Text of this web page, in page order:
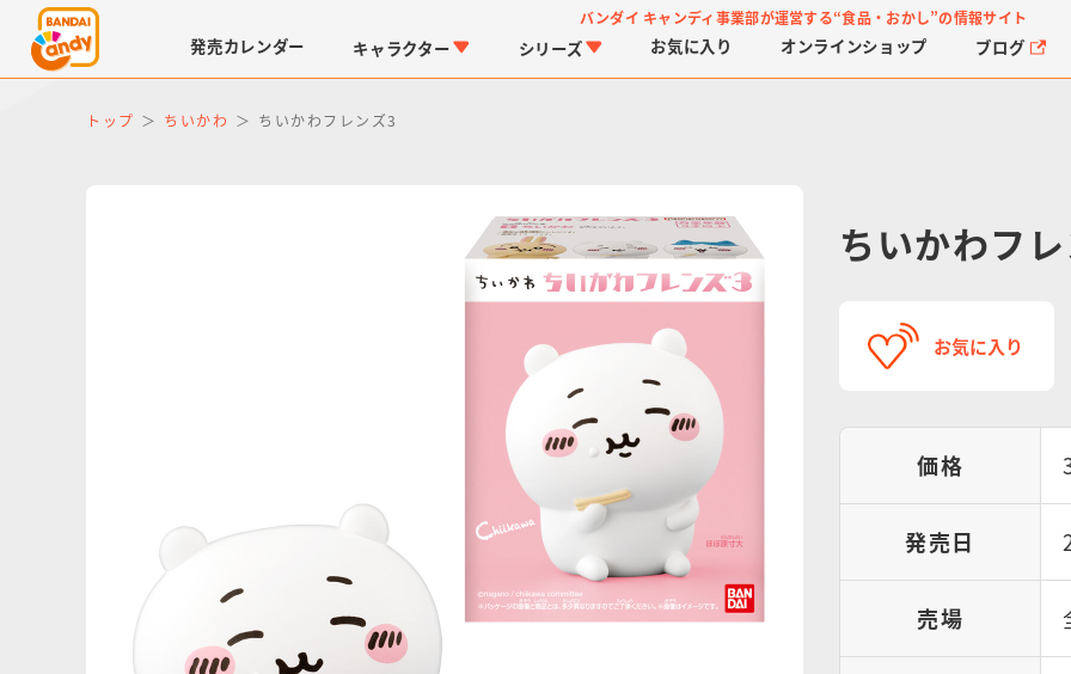
バンダイ キャンディ事業部が運営する“食品・おかし”の情報サイト
発売カレンダー キャラクター
PROJECT R.E.D.・ス
ーパー戦隊シリーズ
プリキュアシリーズ
シリーズ
チョコサプ
お気に入り オンラインショップ ブログ
トップ ちいかわ ちいかわフレンズ3
ちいかわフ
お気に入り
価格
発売日
売場